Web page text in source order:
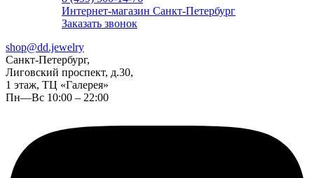
Интернет-магазин Санкт-Петербург
Заказать звонок
shop@dd.jewelry
Санкт-Петербург,
Лиговский проспект, д.30,
1 этаж, ТЦ «Галерея»
Пн—Вс 10:00 – 22:00